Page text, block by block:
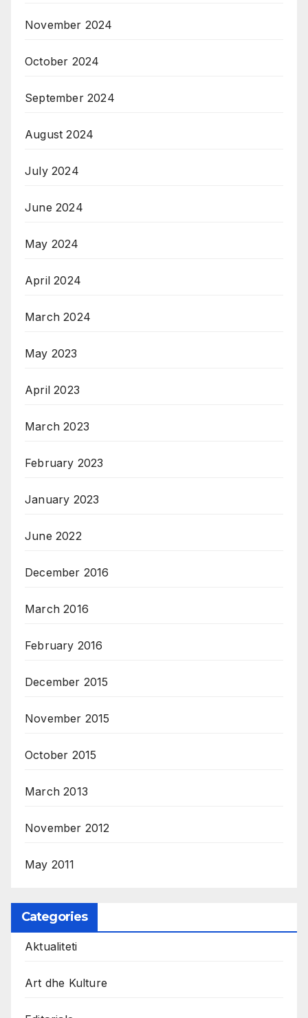
November 2024
October 2024
September 2024
August 2024
July 2024
June 2024
May 2024
April 2024
March 2024
May 2023
April 2023
March 2023
February 2023
January 2023
June 2022
December 2016
March 2016
February 2016
December 2015
November 2015
October 2015
March 2013
November 2012
May 2011
Categories
Aktualiteti
Art dhe Kulture